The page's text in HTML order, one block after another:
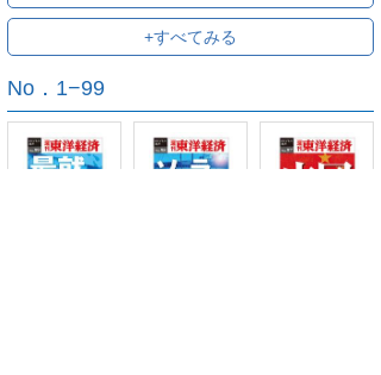
+すべてみる
No．1−99